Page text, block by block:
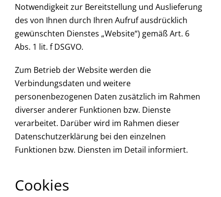
Notwendigkeit zur Bereitstellung und Auslieferung
des von Ihnen durch Ihren Aufruf ausdrücklich
gewünschten Dienstes „Website“) gemäß Art. 6
Abs. 1 lit. f DSGVO.
Zum Betrieb der Website werden die
Verbindungsdaten und weitere
personenbezogenen Daten zusätzlich im Rahmen
diverser anderer Funktionen bzw. Dienste
verarbeitet. Darüber wird im Rahmen dieser
Datenschutzerklärung bei den einzelnen
Funktionen bzw. Diensten im Detail informiert.
Cookies